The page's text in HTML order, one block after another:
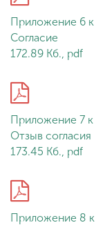
Приложение 6 к
Согласие
172.89 Кб., pdf
Приложение 7 к
Отзыв согласия
173.45 Кб., pdf
Приложение 8 к